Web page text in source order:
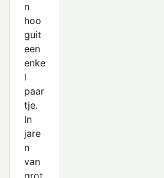
n
hoo
guit
een
enke
l
paar
tje.
In
jare
n
van
grot